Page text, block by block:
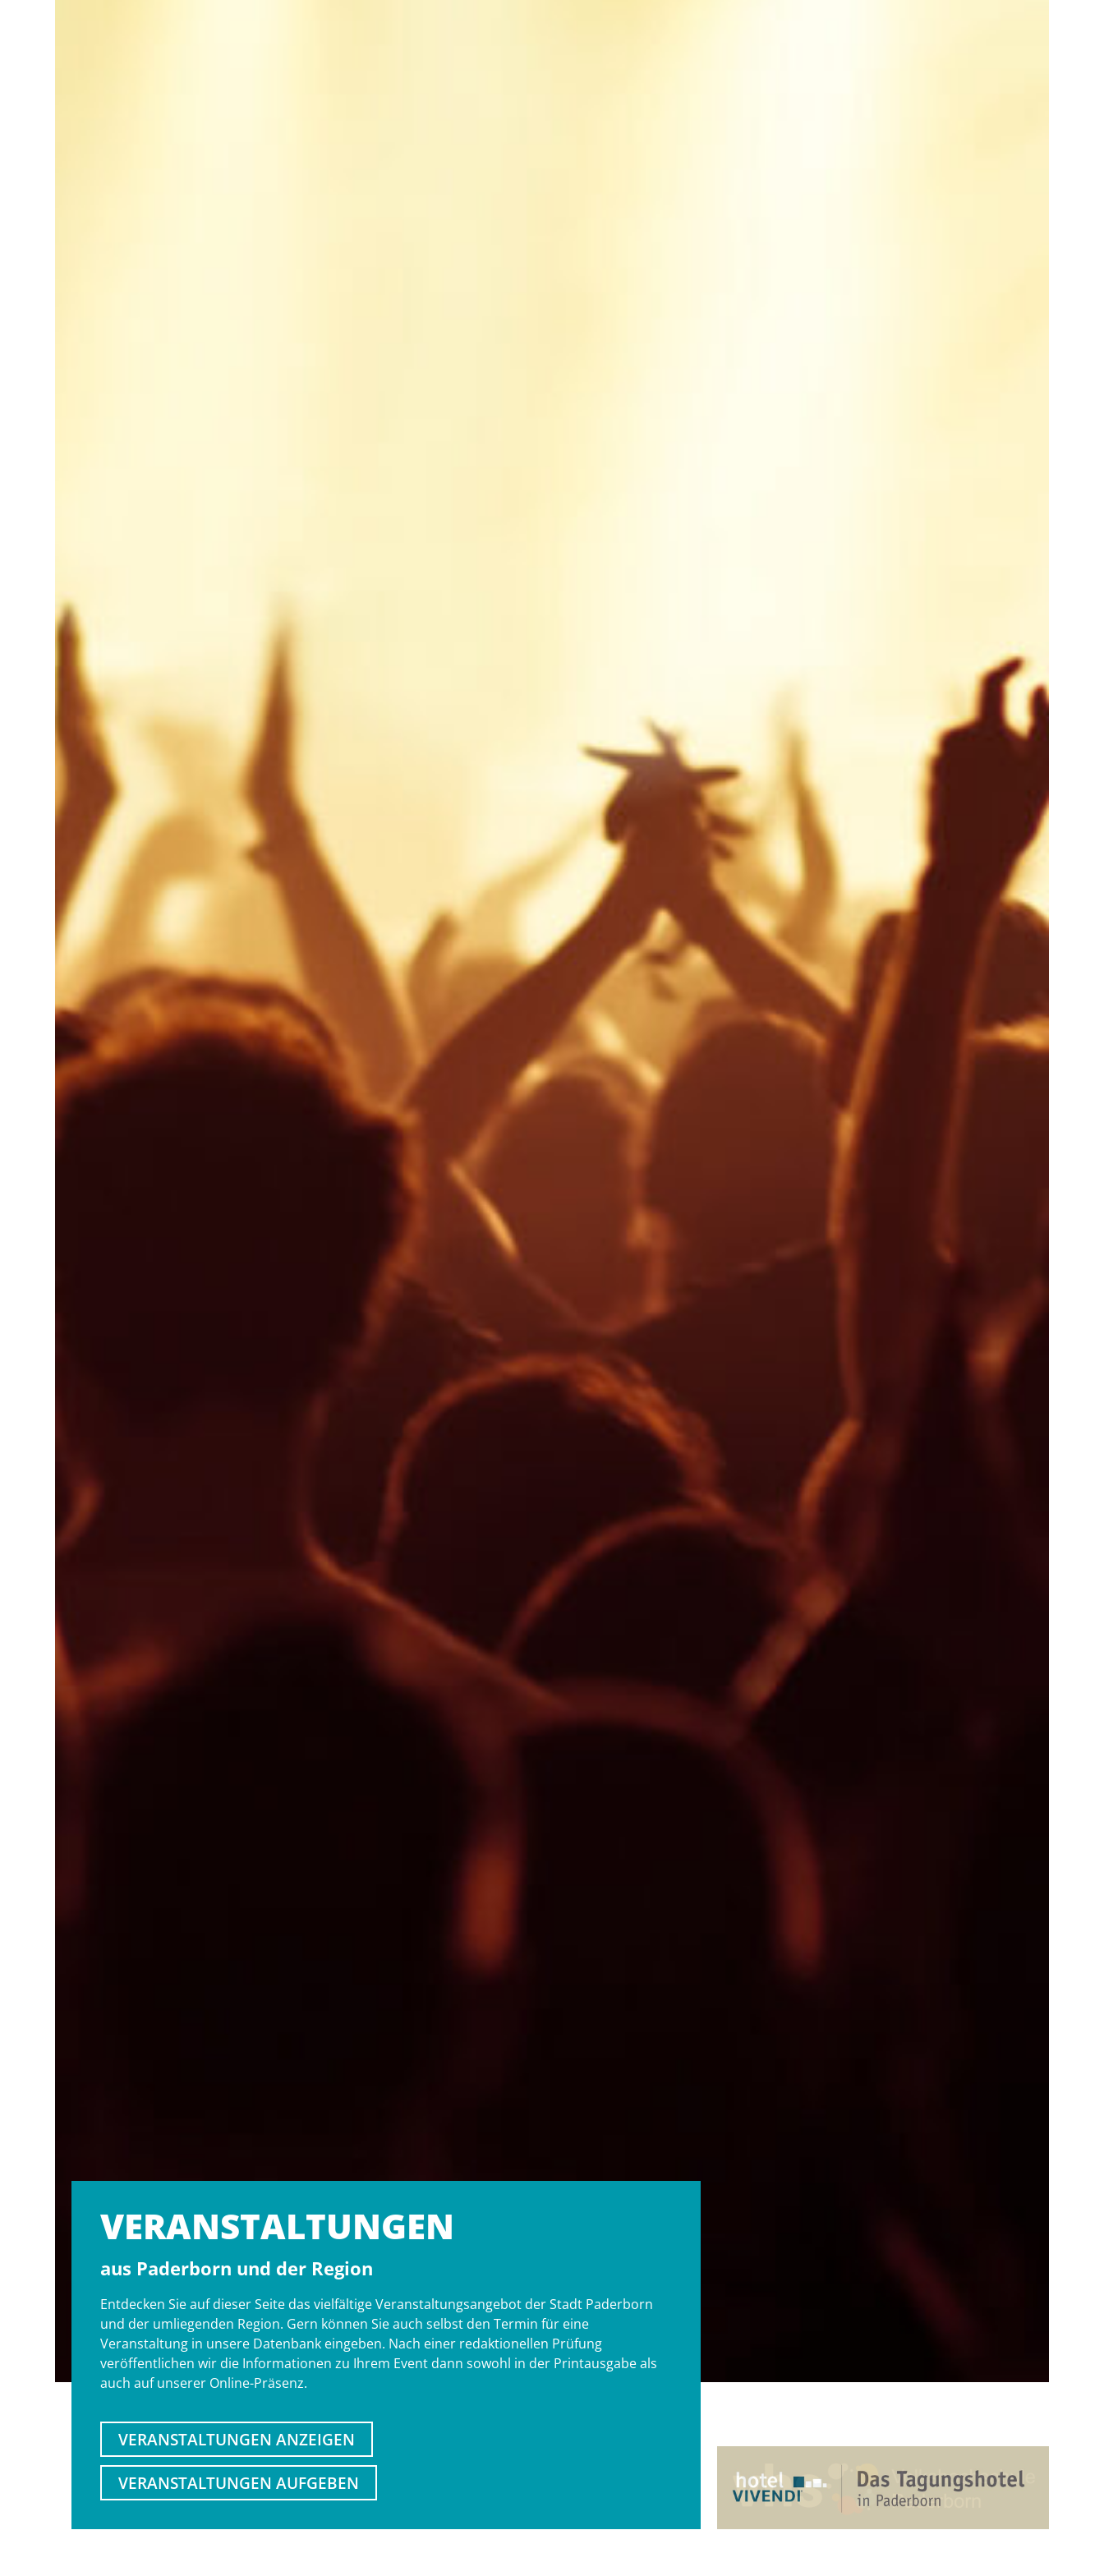
VERANSTALT­UNGEN
aus Paderborn und der Region
Entdecken Sie auf dieser Seite das vielfältige Veranstaltungsangebot der Stadt Paderborn
und der umliegenden Region. Gern können Sie auch selbst den Termin für eine
Veranstaltung in unsere Datenbank eingeben. Nach einer redaktionellen Prüfung
veröffentlichen wir die Informationen zu Ihrem Event dann sowohl in der Printausgabe als
auch auf unserer Online-Präsenz.
VERANSTALTUNGEN ANZEIGEN
VERANSTALTUNGEN AUFGEBEN